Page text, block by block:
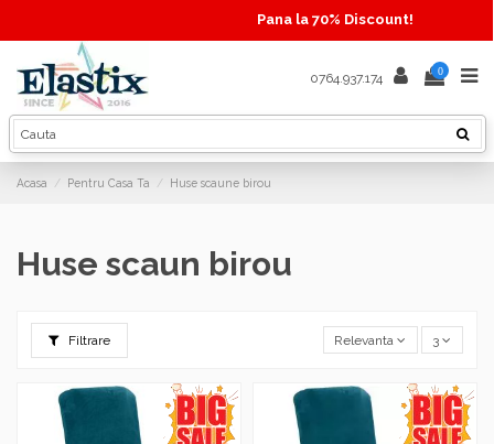
Pana la 70% Discount!
0764.937.174 0
Acasa Pentru Casa Ta Huse scaune birou
Huse scaun birou
Filtrare Relevanta 3